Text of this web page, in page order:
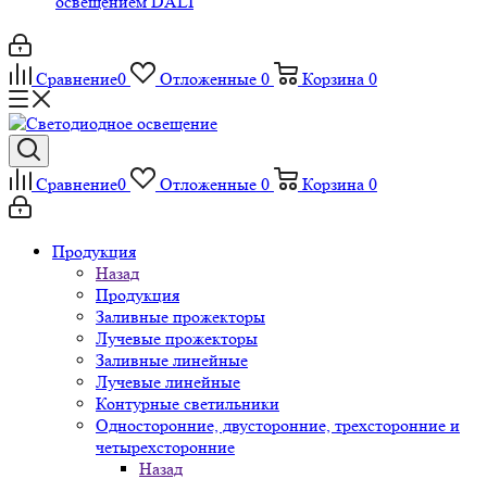
Сравнение0 Отложенные 0 Корзина 0
Сравнение0 Отложенные 0 Корзина 0
Продукция
Назад
Продукция
Заливные прожекторы
Лучевые прожекторы
Заливные линейные
Лучевые линейные
Контурные светильники
Односторонние, двусторонние, трехсторонние и
четырехсторонние
Назад